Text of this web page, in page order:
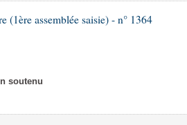
assemblée saisie) - n° 1364
soutenu